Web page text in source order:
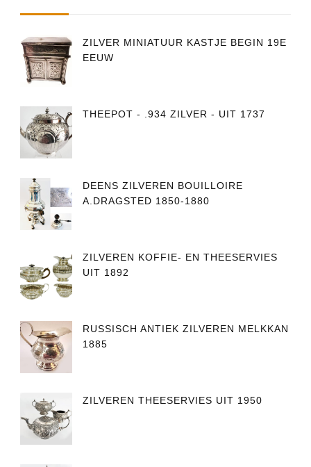
ZILVER MINIATUUR KASTJE BEGIN 19E
EEUW
THEEPOT - .934 ZILVER - UIT 1737
DEENS ZILVEREN BOUILLOIRE
A.DRAGSTED 1850-1880
ZILVEREN KOFFIE- EN THEESERVIES
UIT 1892
RUSSISCH ANTIEK ZILVEREN MELKKAN
1885
ZILVEREN THEESERVIES UIT 1950